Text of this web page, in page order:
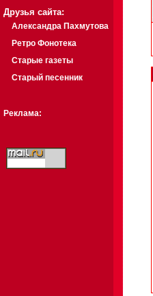
Друзья сайта:
Александра Пахмутова
Ретро Фонотека
Старые газеты
Старый песенник
Реклама: